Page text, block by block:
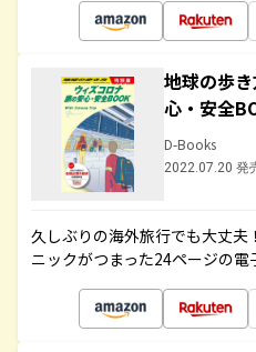
地球の歩
心・安全
D-Books
2022.07.20 発
久しぶりの海外旅行でも大丈夫
ニックがつまった24ページの電